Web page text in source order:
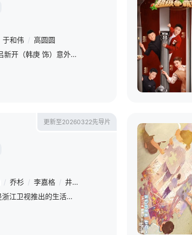
于和伟 / 高圆圆
廉加海（于和伟 饰）被吕新开（韩庚 饰）意外打瞎了一只眼，没能赴约错过了爱人王秀义（高圆圆 饰）。这场意外却让他用一只眼给女儿廉婕（张天爱 饰）换来了一生的幸福。多年后，廉加海与王秀义重逢，旧情复燃，
更新至20260322先导片
/ 乔杉 / 李嘉格 / 井胧
《我们的爸爸第二季》是浙江卫视推出的生活观察类真人秀，由伊能静担任懂妈团团长，董璇、乔杉、李嘉格、余宇涵、沈奕斐担任懂妈团观察员，该节目通过展现3组不同家庭的相处模式，在代际碰撞与日常陪伴中探寻亲情的